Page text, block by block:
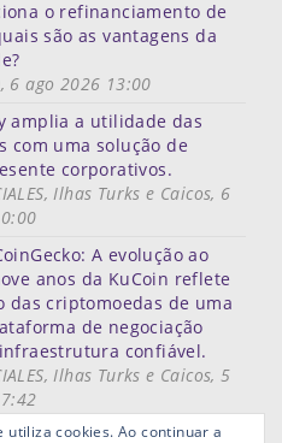
o refinanciamento de
são as vantagens da
6 ago 2026 13:00
amplia a utilidade das
com uma solução de
corporativos.
Ilhas Turks e Caicos, 6
A evolução ao
anos da KuCoin reflete
das criptomoedas de uma
de negociação
confiável.
Ilhas Turks e Caicos, 5
utiliza cookies. Ao continuar a